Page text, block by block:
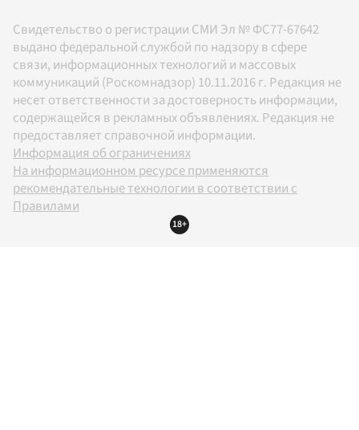
Свидетельство о регистрации СМИ Эл № ФС77-67642
выдано федеральной службой по надзору в сфере
связи, информационных технологий и массовых
коммуникаций (Роскомнадзор) 10.11.2016 г. Редакция не
несет ответственности за достоверность информации,
содержащейся в рекламных объявлениях. Редакция не
предоставляет справочной информации.
Информация об ограничениях
На информационном ресурсе применяются
рекомендательные технологии в соответствии с
Правилами
18+